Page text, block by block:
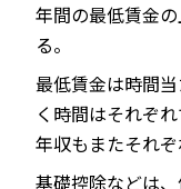
年間の最低賃金
る。
最低賃金は時間
く時間はそれぞ
年収もまたそれぞ
基礎控除などは